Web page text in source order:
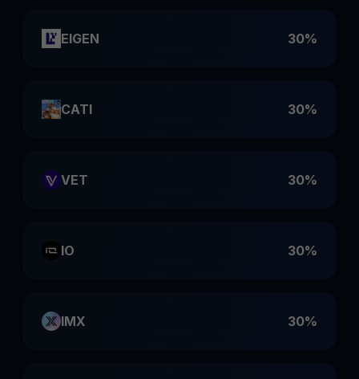
EIGEN 30%
CATI 30%
VET 30%
IO 30%
IMX 30%